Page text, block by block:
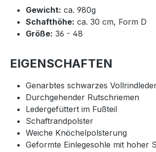
Gewicht: ca. 980g
Schafthöhe: ca. 30 cm, Form D
Größe: 36 - 48
EIGENSCHAFTEN
Genarbtes schwarzes
Durchgehender Rutschriemen
Ledergefüttert im Fußteil
Schaftrandpolster
Weiche Knöchelpolsterung
Geformte Einlegesohle mit hoher